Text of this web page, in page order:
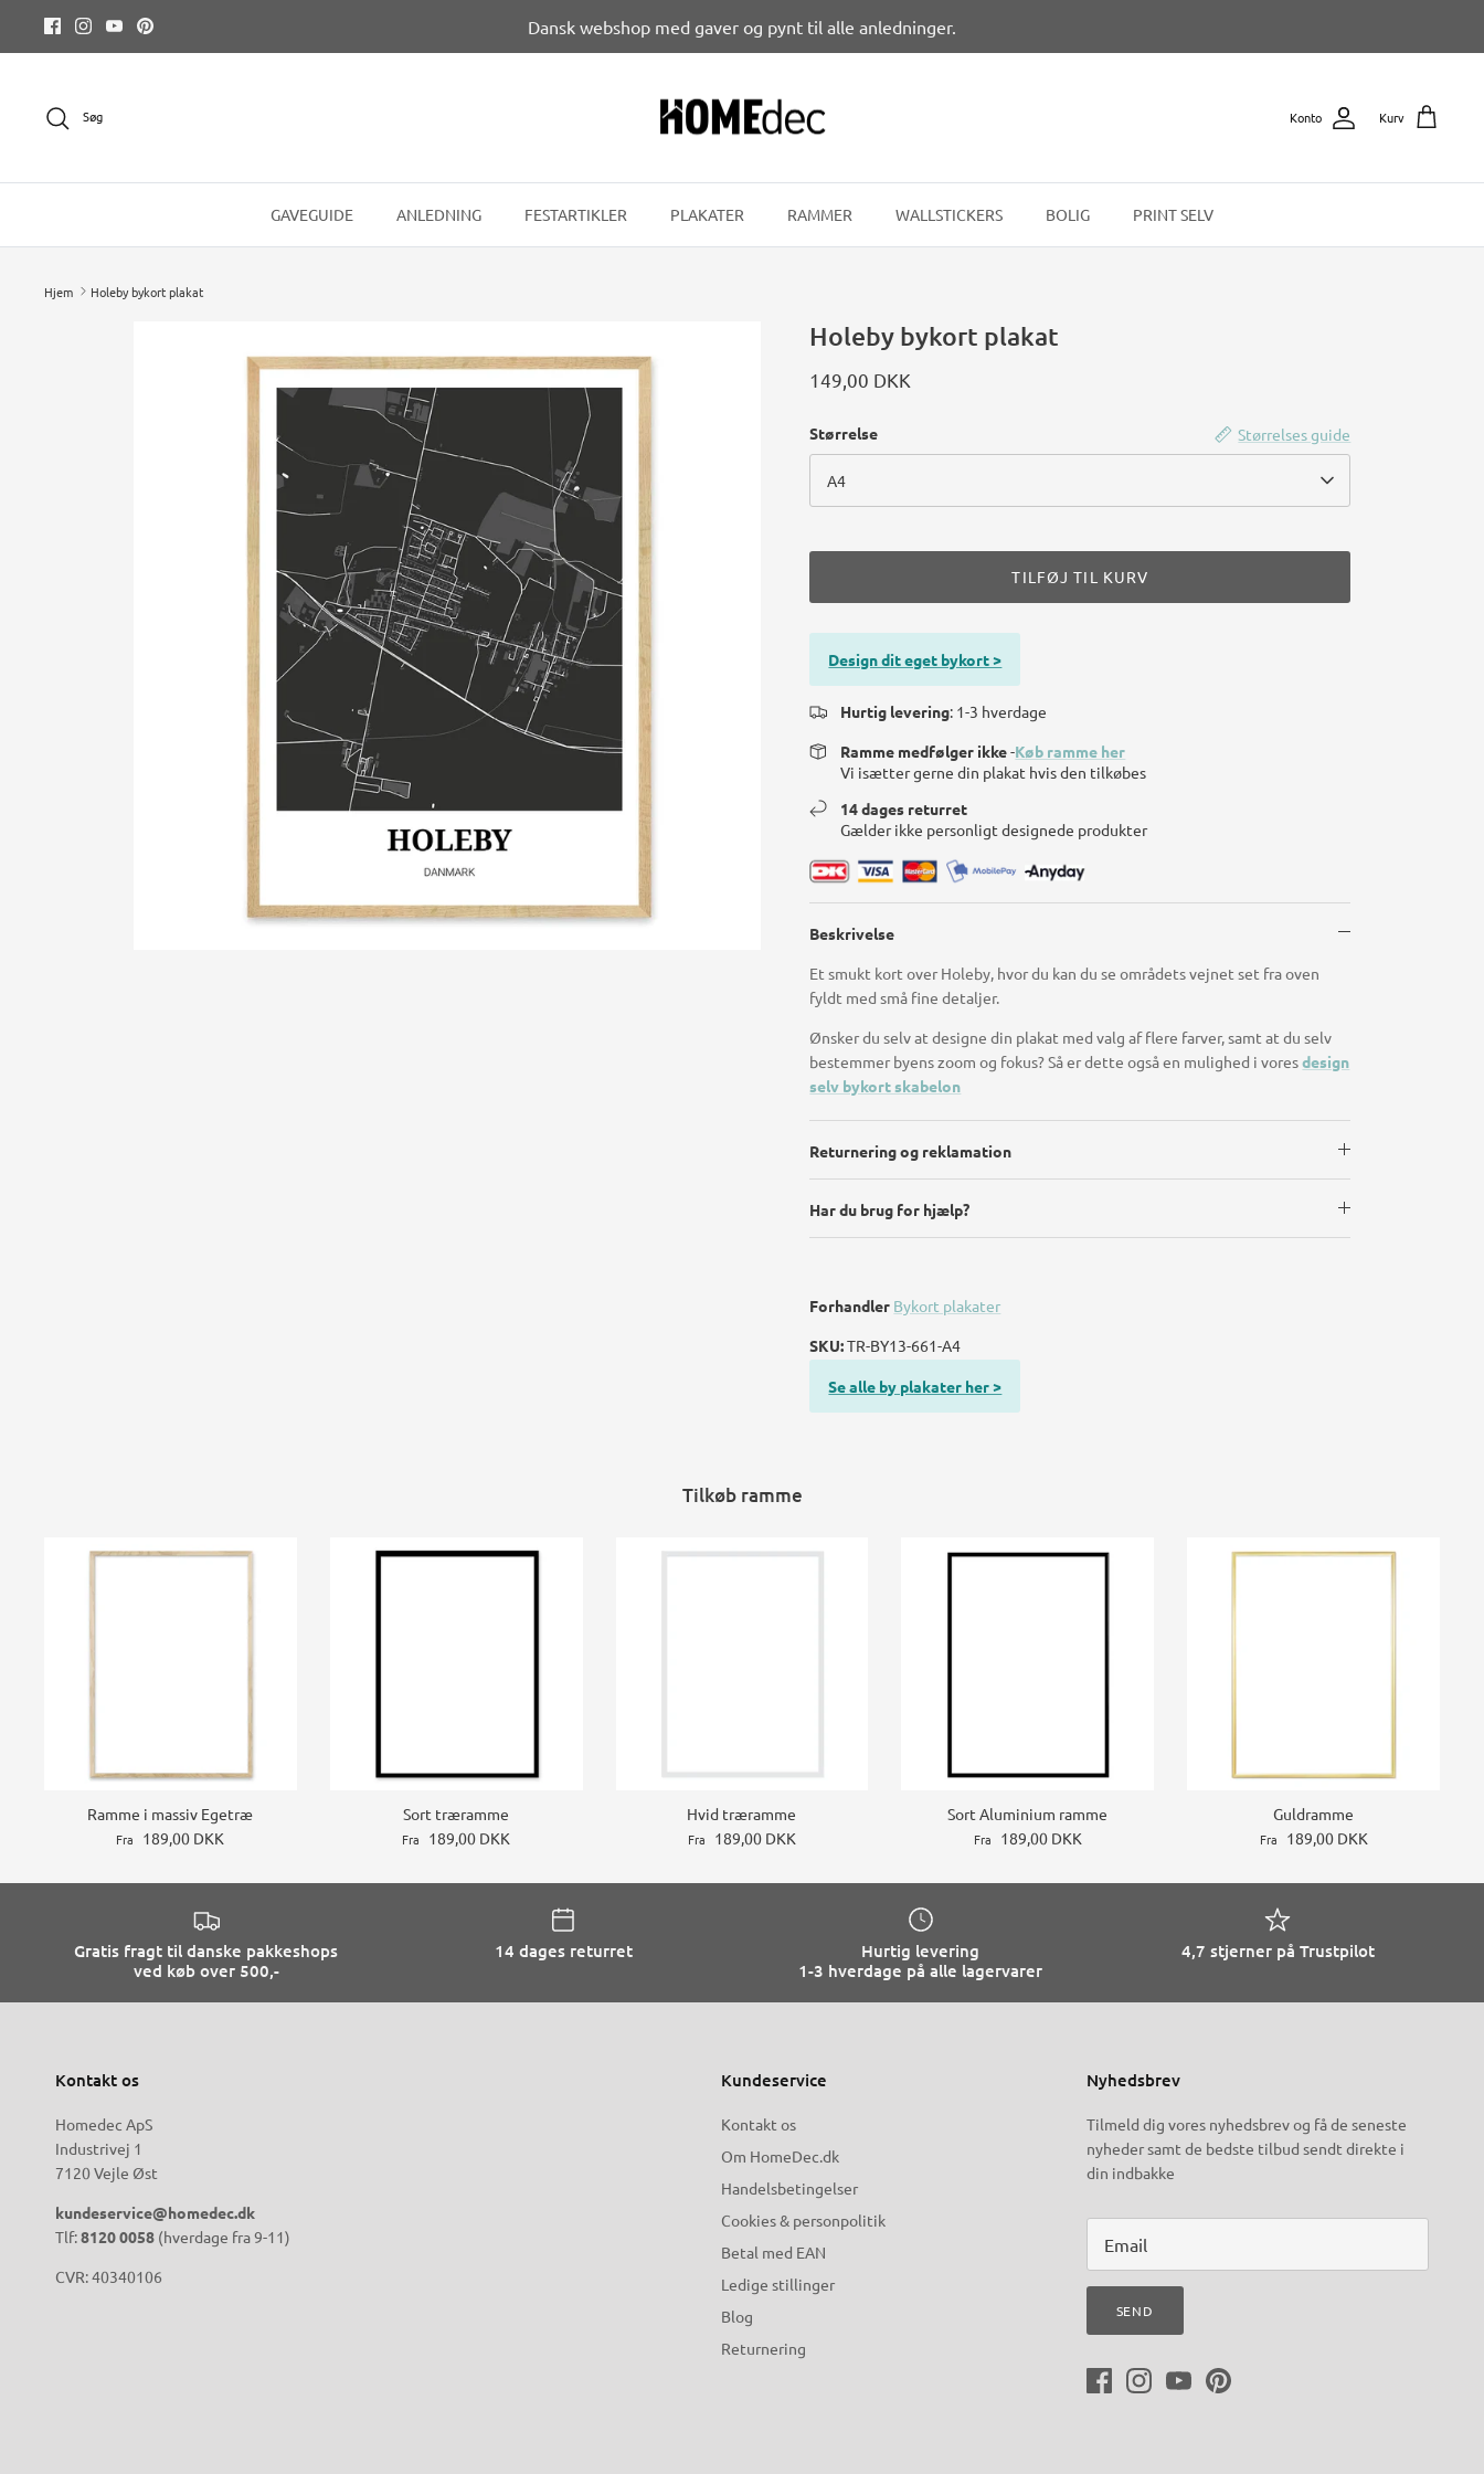
indhold
Dansk webshop med gaver og pynt til alle anledninger.
Søg Konto Kurv
GAVEGUIDE ANLEDNING FESTARTIKLER PLAKATER RAMMER WALLSTICKERS BOLIG PRINT SELV
Hjem Holeby bykort plakat
Holeby bykort plakat
149,00 DKK
Størrelses guide
Størrelse
A4
TILFØJ TIL KURV
Design dit eget bykort >
Hurtig levering: 1-3 hverdage
Ramme medfølger ikke-Køb ramme her
Vi isætter gerne din plakat hvis den tilkøbes
14 dages returret
Gælder ikke personligt designede produkter
Beskrivelse
Et smukt kort over Holeby, hvor du kan du se områdets vejnet set fra oven
fyldt med små fine detaljer.
Ønsker du selv at designe din plakat med valg af flere farver, samt at du selv
bestemmer byens zoom og fokus? Så er dette også en mulighed i voresdesign
selv bykort skabelon
Returnering og reklamation
Har du brug for hjælp?
Forhandler Bykort plakater
SKU:TR-BY13-661-A4
Se alle by plakater her >
Tilkøb ramme
Ramme i massiv Egetræ
Fra 189,00 DKK
Sort træramme
Fra 189,00 DKK
Hvid træramme
Fra 189,00 DKK
Sort Aluminium ramme
Fra 189,00 DKK
Guldramme
Fra 189,00 DKK
Gratis fragt til danske pakkeshops
ved køb over 500,-
14 dages returret
Hurtig levering
1-3 hverdage på alle lagervarer
4,7 stjerner på Trustpilot
Kontakt os
Homedec ApS
Industrivej 1
7120 Vejle Øst
kundeservice@homedec.dk
Tlf:8120 0058 (hverdage fra 9-11)
CVR: 40340106
Kundeservice
Kontakt os
Om HomeDec.dk
Handelsbetingelser
Cookies & personpolitik
Betal med EAN
Ledige stillinger
Blog
Returnering
Nyhedsbrev
Tilmeld dig vores nyhedsbrev og få de seneste
nyheder samt de bedste tilbud sendt direkte i
din indbakke
SEND